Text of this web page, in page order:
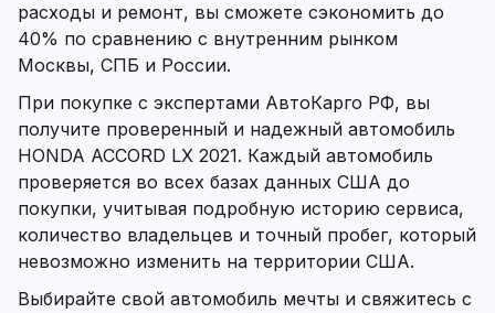
расходы и ремонт, вы сможете сэкономить до
40% по сравнению с внутренним рынком
Москвы, СПБ и России.
При покупке с экспертами АвтоКарго РФ, вы
получите проверенный и надежный автомобиль
HONDA ACCORD LX 2021. Каждый автомобиль
проверяется во всех базах данных США до
покупки, учитывая подробную историю сервиса,
количество владельцев и точный пробег, который
невозможно изменить на территории США.
Выбирайте свой автомобиль мечты и свяжитесь с